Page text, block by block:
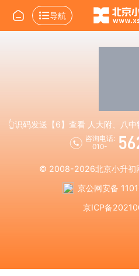
导航
👆识码发送【6】查看 人大附、八
咨询电话:
010-
© 2008-2026北京小升初
京公网安备
京ICP备